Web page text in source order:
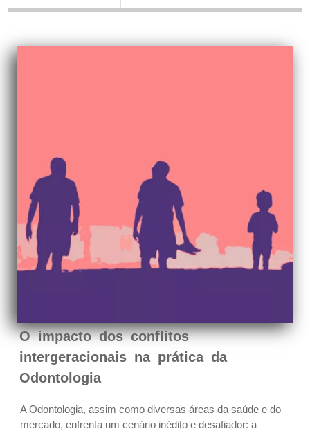
O impacto dos conflitos
intergeracionais na prática da
Odontologia
A Odontologia, assim como diversas áreas da saúde e do
mercado, enfrenta um cenário inédito e desafiador: a